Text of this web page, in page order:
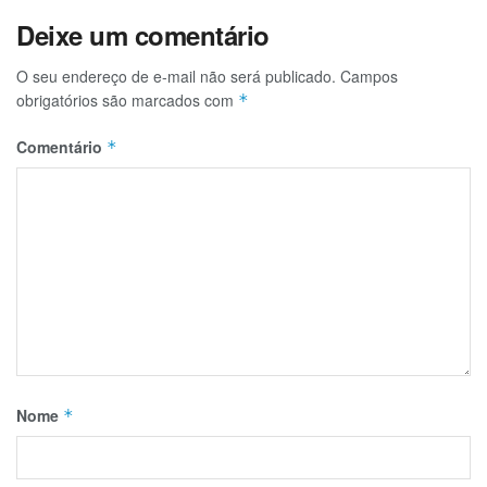
Deixe um comentário
O seu endereço de e-mail não será publicado. Campos
obrigatórios são marcados com *
Comentário *
Nome *